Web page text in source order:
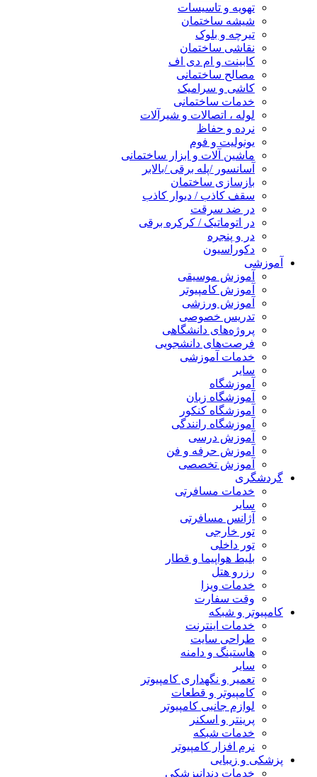
تهویه و تاسیسات
شیشه ساختمان
تیرچه و بلوک
نقاشی ساختمان
کابینت و ام دی اف
مصالح ساختمانی
کاشی و سرامیک
خدمات ساختمانی
لوله ، اتصالات و شیرآلات
نرده و حفاظ
یونولیت و فوم
ماشین آلات و ابزار ساختمانی
آسانسور /پله برقی /بالابر
بازسازی ساختمان
سقف کاذب / دیوار کاذب
در ضد سرقت
در اتوماتیک / کرکره برقی
در و پنجره
دکوراسیون
آموزشی
آموزش موسیقی
آموزش کامپیوتر
آموزش ورزشی
تدریس خصوصی
پروژه‌های دانشگاهی
فرصت‌های دانشجویی
خدمات آموزشی
سایر
آموزشگاه
آموزشگاه زبان
آموزشگاه کنکور
آموزشگاه رانندگی
آموزش درسی
آموزش حرفه و فن
آموزش تخصصی
گردشگری
خدمات مسافرتی
سایر
آژانس مسافرتی
تور خارجی
تور داخلی
بلیط هواپیما و قطار
رزرو هتل
خدمات ویزا
وقت سفارت
کامپیوتر و شبکه
خدمات اینترنت
طراحی سایت
هاستینگ و دامنه
سایر
تعمیر و نگهداری کامپیوتر
کامپیوتر و قطعات
لوازم جانبی کامپیوتر
پرینتر و اسکنر
خدمات شبکه
نرم افزار کامپیوتر
پزشکی و زیبایی
خدمات دندانپزشکی